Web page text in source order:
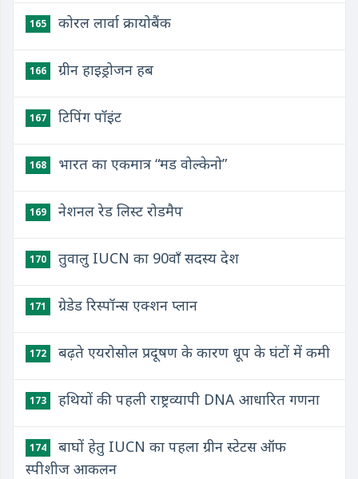
165 कोरल लार्वा क्रायोबैंक
166 ग्रीन हाइड्रोजन हब
167 टिपिंग पॉइंट
168 भारत का एकमात्र “मड वोल्केनो”
169 नेशनल रेड लिस्ट रोडमैप
170 तुवालु IUCN का 90वाँ सदस्य देश
171 ग्रेडेड रिस्पॉन्स एक्शन प्लान
172 बढ़ते एयरोसोल प्रदूषण के कारण धूप के घंटों में कमी
173 हथियों की पहली राष्ट्रव्यापी DNA आधारित गणना
174
बाघों हेतु IUCN का पहला ग्रीन स्टेटस ऑफ
स्पीशीज आकलन